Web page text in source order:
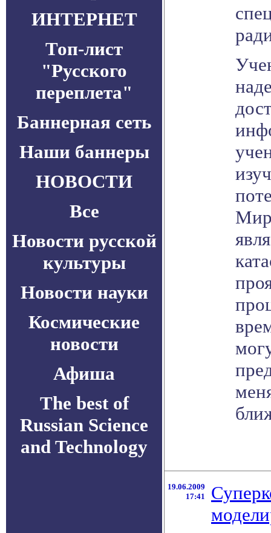
ИНТЕРНЕТ
Топ-лист
"Русского
переплета"
Баннерная сеть
Наши баннеры
НОВОСТИ
Все
Новости русской
культуры
Новости науки
Космические
новости
Афиша
The best of
Russian Science
and Technology
19.06.2009
17:41